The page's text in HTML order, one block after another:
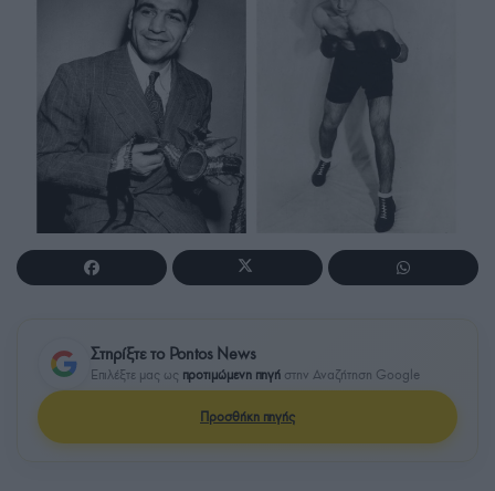
Στηρίξτε το Pontos News
Επιλέξτε μας ως προτιμώμενη πηγή στην Αναζήτηση Google
Προσθήκη πηγής